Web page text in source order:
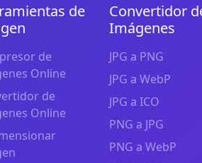
de
de
Online
de
Online
Convertidor
Imágenes
JPG a PNG
JPG a WebP
JPG a ICO
PNG a JPG
PNG a WebP